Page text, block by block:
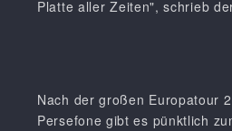
Platte aller Zeiten", schrieb
Nach der großen Europatour
Persefone gibt es pünktlich